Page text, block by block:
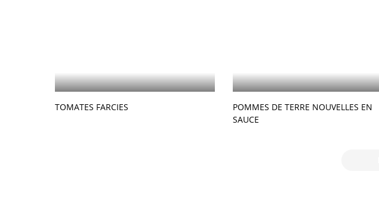
TOMATES FARCIES
POMMES DE TERRE NOUVELLES EN
SAUCE